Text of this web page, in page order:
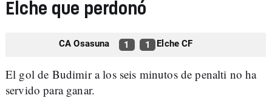
Elche que perdonó
CA Osasuna 1 1 Elche CF
El gol de Budimir a los seis minutos de penalti no ha
servido para ganar.